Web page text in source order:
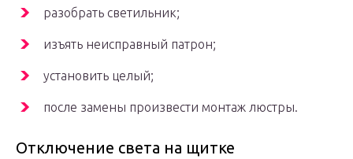
разобрать светильник;
изъять неисправный патрон;
установить целый;
после замены произвести монтаж люстры.
Отключение света на щитке